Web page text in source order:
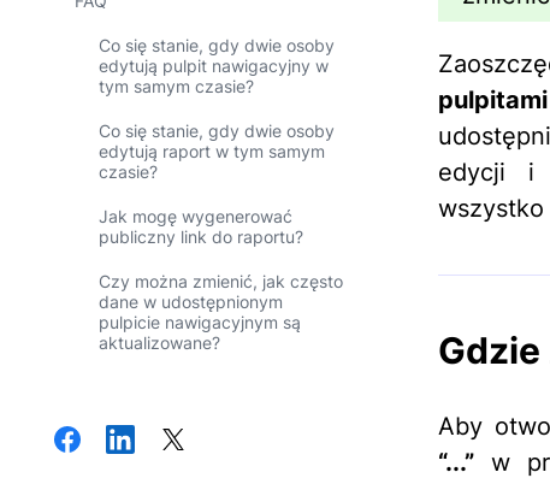
Co się stanie, gdy dwie osoby
edytują pulpit nawigacyjny w
tym samym czasie?
Co się stanie, gdy dwie osoby
edytują raport w tym samym
czasie?
Jak mogę wygenerować
publiczny link do raportu?
Czy można zmienić, jak często
dane w udostępnionym
pulpicie nawigacyjnym są
aktualizowane?
edycji i
wszystko
Aby
“...” w